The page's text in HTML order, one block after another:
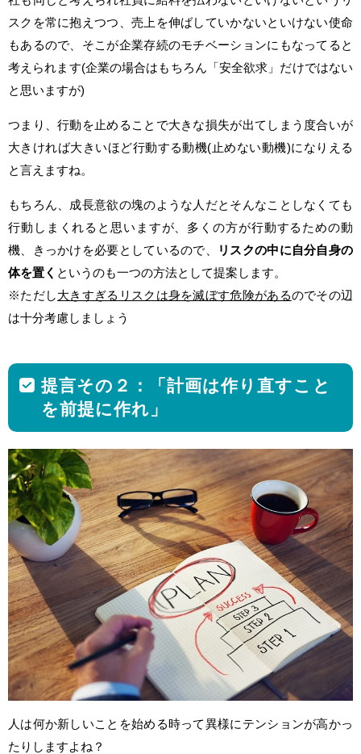
スクを常に抱えつつ、売上を伸ばしていかないといけない使命
もあるので、そこが企業存続のモチベーションにもなってると
考えられます(企業の場合はもちろん「安全欲求」だけではない
と思いますが)
つまり、行動を止めることで大きな損失が出てしまう度合いが
大きければ大きいほど行動する動機(止めない動機)になりえる
と言えますね。
もちろん、成長意欲の塊のような人だとそんなことしなくても
行動しまくれると思いますが、多くの方が行動するための動
機、きっかけを必要としているので、
リスクの中に自分自身の
体を置く というのも一つの方法として提案します。
※ただし大きすぎるリスクは身を滅ぼす危険があるのでその辺
は十分考慮しましょう
提言その２：「計画は作り直すこと
を前提に作れ」
人は何か新しいことを始める時って異様にテンションが高かっ
たりしますよね？